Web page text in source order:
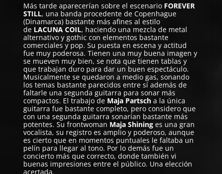
Más tarde aparecerían sobre el escenario FOREVER
STILL, una banda procedente de Copenhague
(Dinamarca) bastante más afines al estilo
de LACUNA COIL, haciendo una mezcla de metal
alternativo y gothic con elementos bastante
comerciales y pop. Su puesta en escena y actitud
fue muy poderosa. Tienen una muy buena imagen y
se mueven muy bien, se nota que tienen tablas y
que trabajan duro para dar un buen espectáculo.
Musicalmente se quedaron a medio gas, sonando
los temas bastante parecidos entre sí además de
faltarle una segunda guitarra para sonar más
compactos. El trabajo de Maja Partsch a la única
guitarra fue bastante completo, pero considero que
con una segunda guitarra sonarían bastante más
potentes. Su frontwoman Maja Shining es una gran
vocalista, su registro es amplio y poderoso, aunque
es cierto que en momentos puntuales le faltaba un
pelín para llegar al tono. Por lo demás fue un
concierto más que correcto, donde también vi
buenas impresiones entre el público. Una elección
acertada.